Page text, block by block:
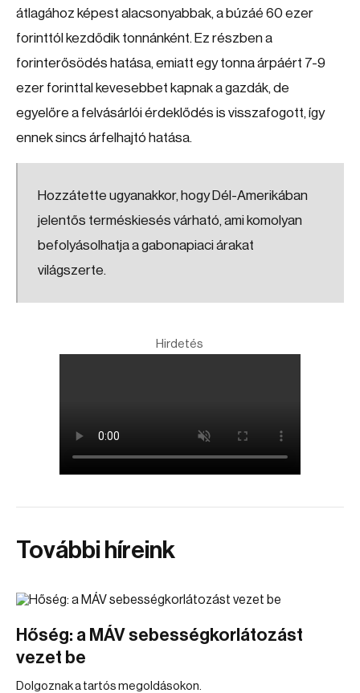
átlagához képest alacsonyabbak, a búzáé 60 ezer
forinttól kezdődik tonnánként. Ez részben a
forinterősödés hatása, emiatt egy tonna árpáért 7-9
ezer forinttal kevesebbet kapnak a gazdák, de
egyelőre a felvásárlói érdeklődés is visszafogott, így
ennek sincs árfelhajtó hatása.
Hozzátette ugyanakkor, hogy Dél-Amerikában
jelentős terméskiesés várható, ami komolyan
befolyásolhatja a gabonapiaci árakat
világszerte.
Hirdetés
További híreink
Hőség: a MÁV sebességkorlátozást
vezet be
Dolgoznak a tartós megoldásokon.